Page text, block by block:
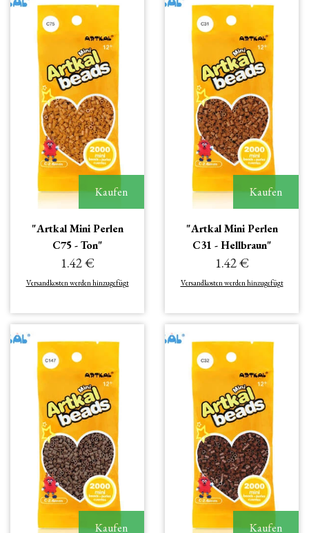
Kaufen
"Artkal Mini Perlen
C75 - Ton"
1.42 €
Versandkosten werden hinzugefügt
Kaufen
"Artkal Mini Perlen
C31 - Hellbraun"
1.42 €
Versandkosten werden hinzugefügt
Kaufen Kaufen